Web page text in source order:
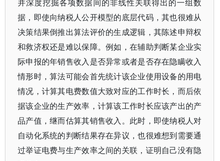
并深度挖掘各项数据间的非线性关联得出的一组数
据，即使向纳税人公开模型的底层代码，其也很难从
决策结果倒推出算法评价的生成逻辑，其陈述申辩权
和救济权还是难以保障。例如，在辅助判断某企业实
际申报的年销售收入是否异常或者是否存在隐瞒收入
情形时，算法可能会首先统计该企业使用设备的用电
情况，计算其电费数值大致对应的工作时长，而后依
据该企业的生产效率，计算该工作时长应该产出的产
品产值，继而估算其销售收入。此时，即使纳税人对
自动化系统的判断结果存在异议，也很难想到需要通
过举证电费与生产效率之间的关联，证明自己没有隐